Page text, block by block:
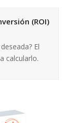
(ROI)
El
calcularlo.